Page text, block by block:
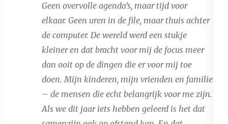
Geen overvolle agenda’s, maar tijd voor
elkaar. Geen uren in de file, maar thuis achter
de computer. De wereld werd een stukje
kleiner en dat bracht voor mij de focus meer
dan ooit op de dingen die er voor mij toe
doen. Mijn kinderen, mijn vrienden en familie
– de mensen die echt belangrijk voor me zijn.
Als we dit jaar iets hebben geleerd is het dat